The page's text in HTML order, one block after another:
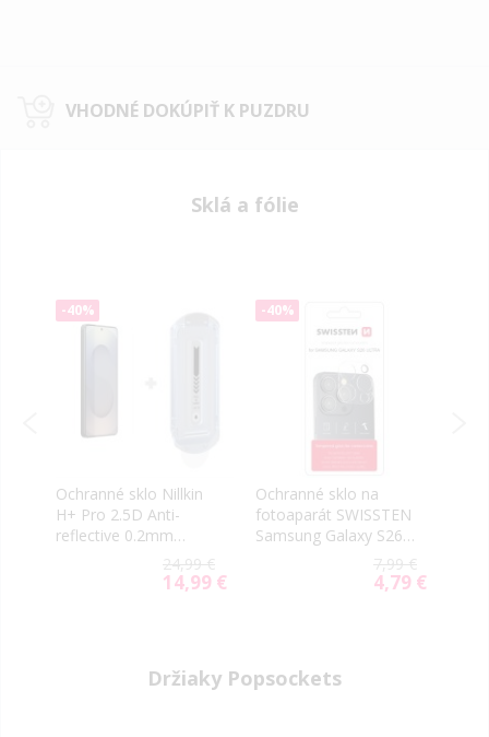
VHODNÉ DOKÚPIŤ K PUZDRU
Sklá a fólie
-40%
Ochranné sklo Nillkin
H+ Pro 2.5D Anti-
reflective 0.2mm
Samsung Galaxy S26
Ultra 5G S948 (s
24,99 €
Special
14,99 €
-40%
Ochranné sklo na
fotoaparát SWISSTEN
Samsung Galaxy S26
7,99 €
Special
4,79 €
Držiaky Popsockets